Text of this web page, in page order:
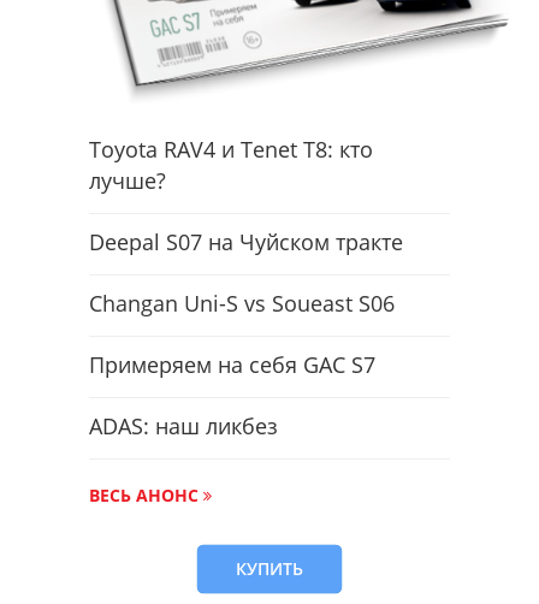
Toyota RAV4 и Tenet T8: кто
лучше?
Deepal S07 на Чуйском тракте
Changan Uni-S vs Soueast S06
Примеряем на себя GAC S7
ADAS: наш ликбез
ВЕСЬ АНОНС
КУПИТЬ